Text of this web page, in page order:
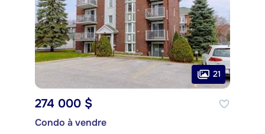
21
274 000 $
Condo à vendre